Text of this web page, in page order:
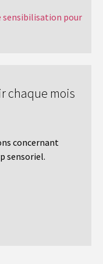
sensibilisation pour
chaque mois
concernant
sensoriel.